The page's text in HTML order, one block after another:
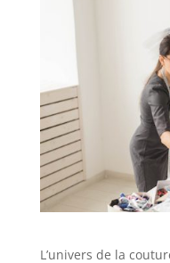
L’univers de la